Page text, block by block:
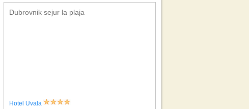
Dubrovnik sejur la plaja
Hotel Uvala